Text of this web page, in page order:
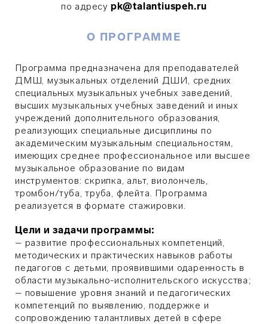
по адресу pk@talantiuspeh.ru
О ПРОГРАММЕ
Программа предназначена для преподавателей
ДМШ, музыкальных отделений ДШИ, средних
специальных музыкальных учебных заведений,
высших музыкальных учебных заведений и иных
учреждений дополнительного образования,
реализующих специальные дисциплины по
академическим музыкальным специальностям,
имеющих среднее профессиональное или высшее
музыкальное образование по видам
инструментов: скрипка, альт, виолончель,
тромбон/туба, труба, флейта. Программа
реализуется в формате стажировки.
Цели и задачи программы:
– развитие профессиональных компетенций,
методических и практических навыков работы
педагогов с детьми, проявившими одаренность в
области музыкально-исполнительского искусства;
– повышение уровня знаний и педагогических
компетенций по выявлению, поддержке и
сопровождению талантливых детей в сфере